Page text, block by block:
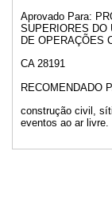
Aprovado Para:
SUPERIORES DO
DE OPERAÇÕES
CA 28191
RECOMENDADO
construção civil,
eventos ao ar livre.